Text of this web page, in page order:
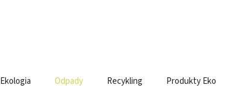
Ekologia Odpady Recykling Produkty Eko